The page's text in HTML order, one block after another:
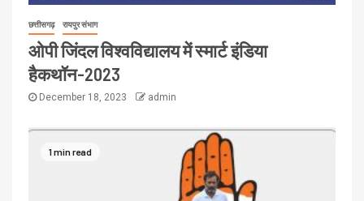
छत्तीसगढ़ रायपुर संभाग
ओपी जिंदल विश्वविद्यालय में स्मार्ट इंडिया
हैकथॉन-2023
December 18, 2023 admin
1 min read